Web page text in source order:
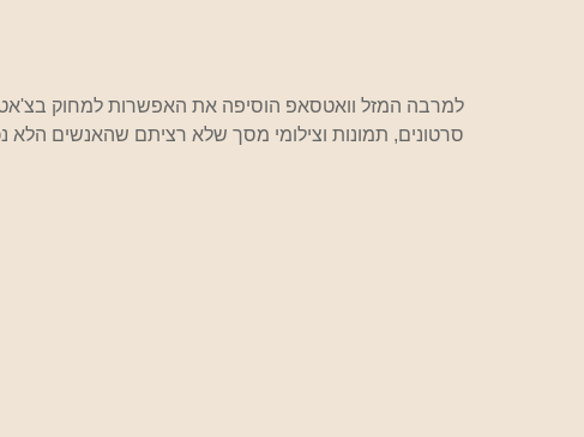
למרבה המזל וואטסאפ הוסיפה את האפשרות למחוק בצ'אט
סרטונים, תמונות וצילומי מסך שלא רציתם שהאנשים הלא